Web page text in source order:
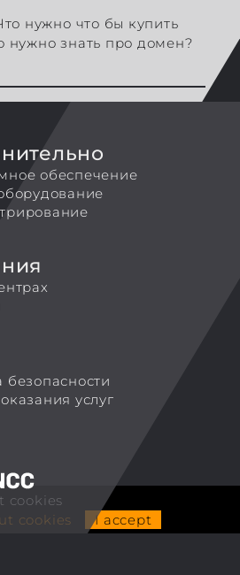
нужно что бы купить
нужно знать про домен?
обеспечение
безопасности
услуг
cookies
cookies
I accept